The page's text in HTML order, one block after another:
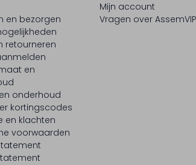
en bezorgen
retourneren
en
onderhoud
kortingscodes
en klachten
voorwaarden
Mijn account
Vragen over AssemVIP